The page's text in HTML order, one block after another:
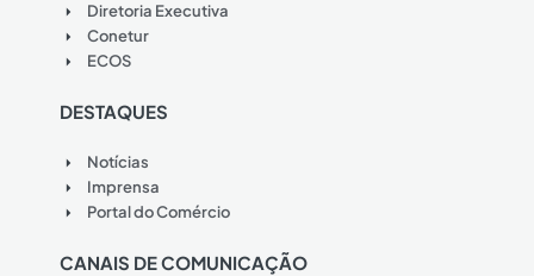
Diretoria Executiva
Conetur
ECOS
DESTAQUES
Notícias
Imprensa
Portal do Comércio
CANAIS DE COMUNICAÇÃO